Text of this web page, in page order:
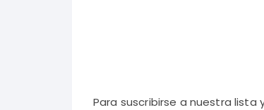
Para suscribirse a nuestra